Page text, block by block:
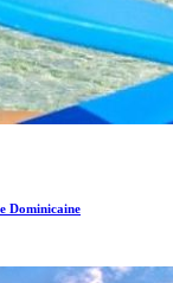
Dominicaine